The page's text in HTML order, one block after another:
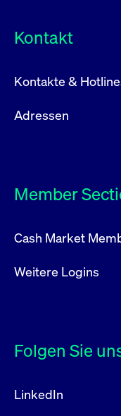
Kontakt
Kontakte &
Adressen
Member
Cash Market
Weitere Logins
Folgen Sie
LinkedIn